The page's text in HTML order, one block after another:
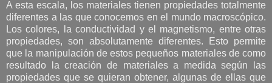
A esta escala, los materiales tienen propiedades totalmente
diferentes a las que conocemos en el mundo macroscópico.
Los colores, la conductividad y el magnetismo, entre otras
propiedades, son absolutamente diferentes. Esto permite
que la manipulación de estos pequeños materiales de como
resultado la creación de materiales a medida según las
propiedades que se quieran obtener, algunas de ellas que